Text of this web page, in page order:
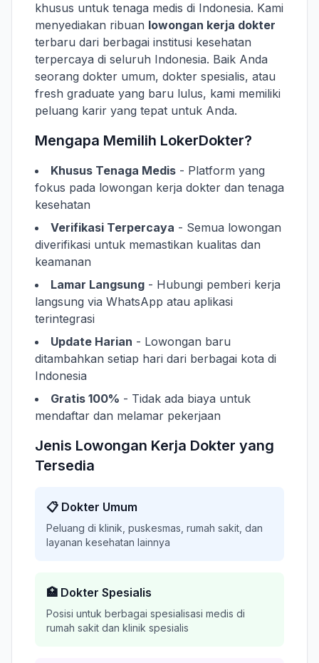
khusus untuk tenaga medis di Indonesia. Kami
menyediakan ribuan lowongan kerja dokter
terbaru dari berbagai institusi kesehatan
terpercaya di seluruh Indonesia. Baik Anda
seorang dokter umum, dokter spesialis, atau
fresh graduate yang baru lulus, kami memiliki
peluang karir yang tepat untuk Anda.
Mengapa Memilih LokerDokter?
Khusus Tenaga Medis - Platform yang
fokus pada lowongan kerja dokter dan tenaga
kesehatan
Verifikasi Terpercaya - Semua lowongan
diverifikasi untuk memastikan kualitas dan
keamanan
Lamar Langsung - Hubungi pemberi kerja
langsung via WhatsApp atau aplikasi
terintegrasi
Update Harian - Lowongan baru
ditambahkan setiap hari dari berbagai kota di
Indonesia
Gratis 100% - Tidak ada biaya untuk
mendaftar dan melamar pekerjaan
Jenis Lowongan Kerja Dokter yang
Tersedia
📋 Dokter Umum
Peluang di klinik, puskesmas, rumah sakit, dan
layanan kesehatan lainnya
🏥 Dokter Spesialis
Posisi untuk berbagai spesialisasi medis di
rumah sakit dan klinik spesialis